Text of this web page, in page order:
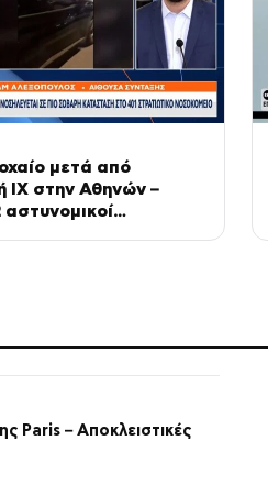
μετά από
ΙΧ στην Αθηνών –
αστυνομικοί
Paris – Αποκλειστικές